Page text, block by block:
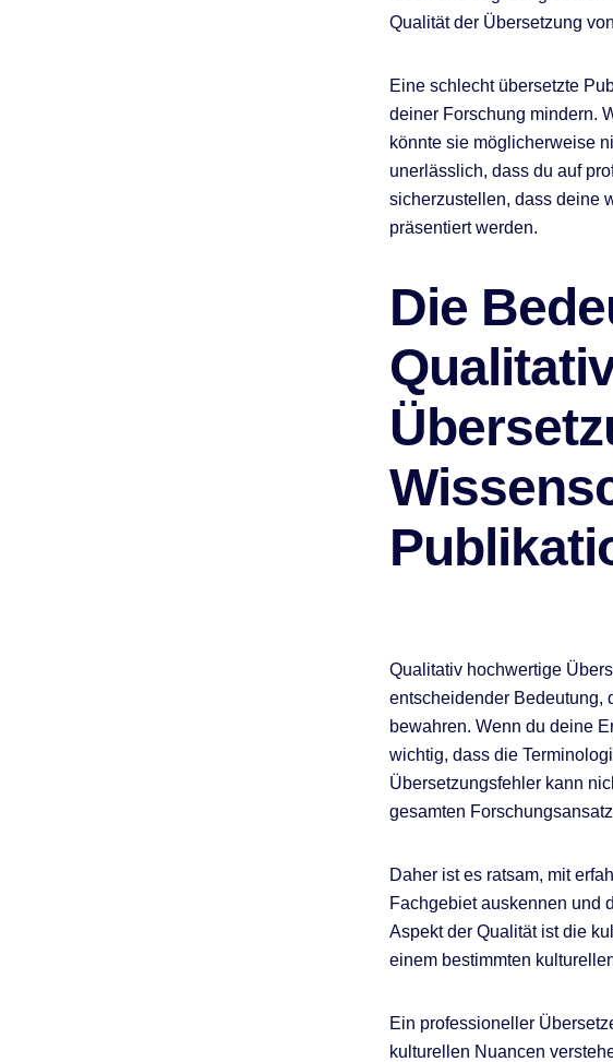
Qualität der Übersetzung
Eine schlecht übersetzte
deiner Forschung mindern.
könnte sie möglicherweise
unerlässlich, dass du auf
sicherzustellen, dass deine
präsentiert werden.
Die
Qualitativ hochwertige
entscheidender Bedeutung,
bewahren. Wenn du deine
wichtig, dass die
Übersetzungsfehler kann
gesamten
Daher ist es ratsam, mit
Fachgebiet auskennen und
Aspekt der Qualität ist die
einem bestimmten
Ein professioneller
kulturellen Nuancen